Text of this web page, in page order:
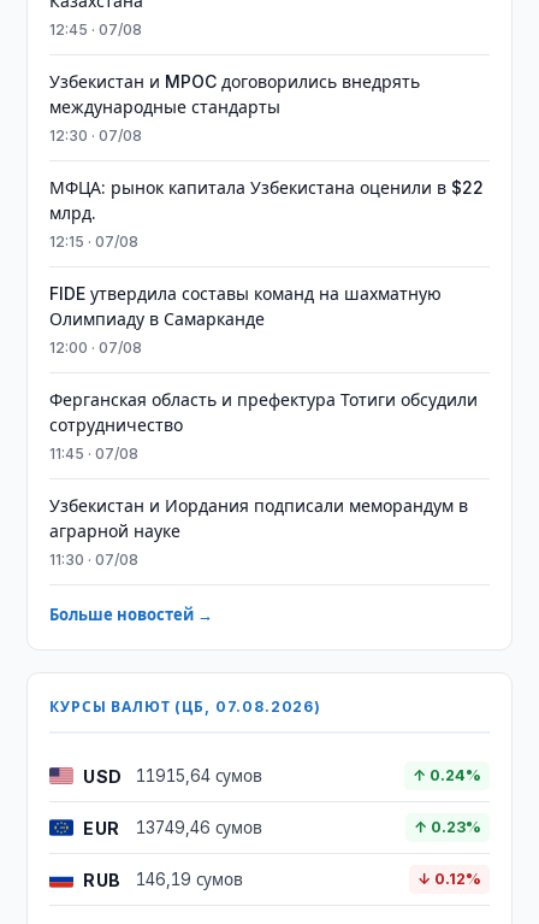
12:45 · 07/08
Узбекистан и MPOC договорились внедрять
международные стандарты
12:30 · 07/08
МФЦА: рынок капитала Узбекистана оценили в $22
млрд.
12:15 · 07/08
FIDE утвердила составы команд на шахматную
Олимпиаду в Самарканде
12:00 · 07/08
Ферганская область и префектура Тотиги обсудили
сотрудничество
11:45 · 07/08
Узбекистан и Иордания подписали меморандум в
аграрной науке
11:30 · 07/08
Больше новостей →
КУРСЫ ВАЛЮТ (ЦБ, 07.08.2026)
USD 11915,64 сумов ↑ 0.24%
EUR 13749,46 сумов ↑ 0.23%
RUB 146,19 сумов ↓ 0.12%